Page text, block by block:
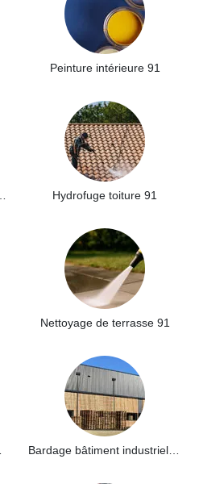
Peinture intérieure 91
Hydrofuge toiture 91
Nettoyage de terrasse 91